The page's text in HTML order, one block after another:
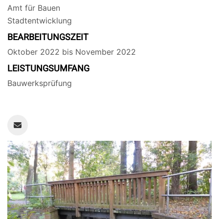
Amt für Bauen
Stadtentwicklung
BEARBEITUNGSZEIT
Oktober 2022 bis November 2022
LEISTUNGSUMFANG
Bauwerksprüfung